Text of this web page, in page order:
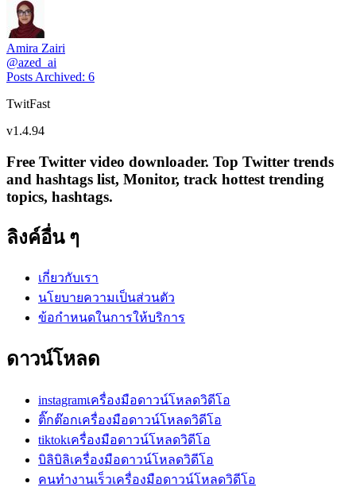
Amira Zairi
@azed_ai
Posts Archived: 6
TwitFast
v1.4.94
Free Twitter video downloader. Top Twitter trends
and hashtags list, Monitor, track hottest trending
topics, hashtags.
ลิงค์อื่น ๆ
เกี่ยวกับเรา
นโยบายความเป็นส่วนตัว
ข้อกำหนดในการให้บริการ
ดาวน์โหลด
instagramเครื่องมือดาวน์โหลดวิดีโอ
ติ๊กต๊อกเครื่องมือดาวน์โหลดวิดีโอ
tiktokเครื่องมือดาวน์โหลดวิดีโอ
บิลิบิลิเครื่องมือดาวน์โหลดวิดีโอ
คนทำงานเร็วเครื่องมือดาวน์โหลดวิดีโอ